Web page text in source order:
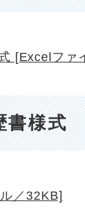
[Excelファ
書様式
／32KB]